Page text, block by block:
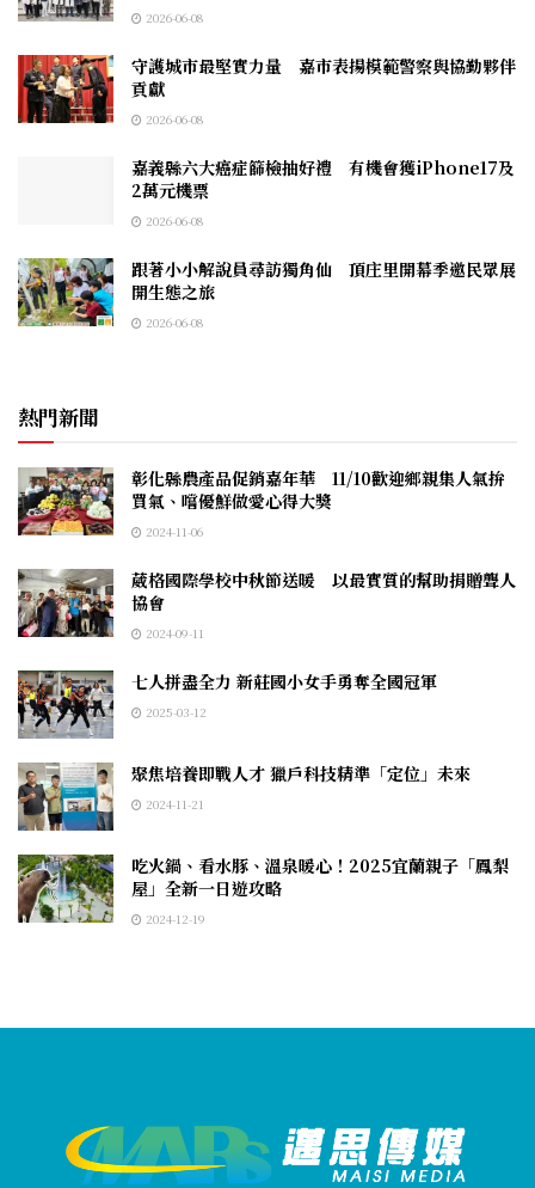
2026-06-08
守護城市最堅實力量 嘉市表揚模範警察與協勤夥伴
貢獻
2026-06-08
嘉義縣六大癌症篩檢抽好禮 有機會獲iPhone17及
2萬元機票
2026-06-08
跟著小小解說員尋訪獨角仙 頂庄里開幕季邀民眾展
開生態之旅
2026-06-08
熱門新聞
彰化縣農產品促銷嘉年華 11/10歡迎鄉親集人氣拚
買氣、嚐優鮮做愛心得大獎
2024-11-06
葳格國際學校中秋節送暖 以最實質的幫助捐贈聾人
協會
2024-09-11
七人拼盡全力 新莊國小女手勇奪全國冠軍
2025-03-12
聚焦培養即戰人才 獵戶科技精準「定位」未來
2024-11-21
吃火鍋、看水豚、溫泉暖心！2025宜蘭親子「鳳梨
屋」全新一日遊攻略
2024-12-19